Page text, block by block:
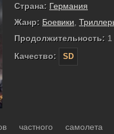
Страна: Германия
Жанр: Боевики
Продолжительность:
Качество:
SD
частного